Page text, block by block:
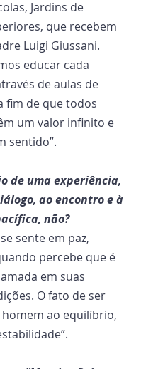
Jardins de
que recebem
Luigi Giussani.
educar cada
de aulas de
fim de que todos
um valor infinito e
sentido”.
de uma experiência,
ao encontro e à
não?
sente em paz,
percebe que é
em suas
O fato de ser
ao equilíbrio,